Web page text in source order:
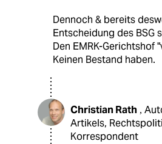
Dennoch & bereits
Entscheidung des BSG
Den EMRK-Gerichtshof
Keinen Bestand haben.
Christian Rath ,
Artikels,
Korrespondent